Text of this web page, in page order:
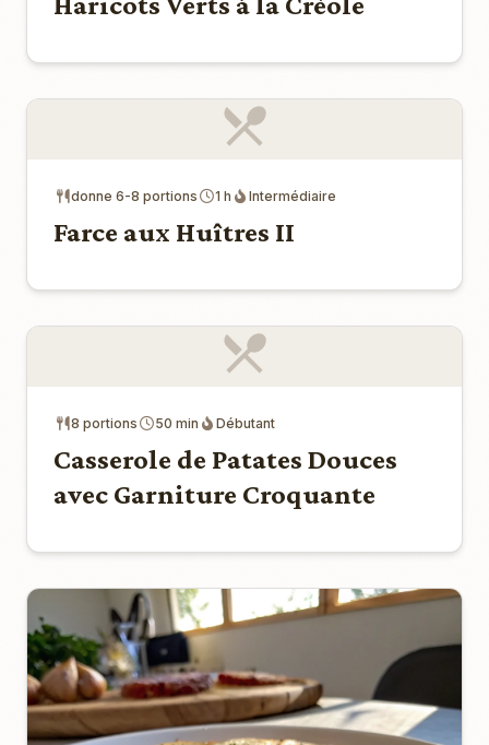
donne 6-8 portions 1 h Intermédiaire
Farce aux Huîtres II
8 portions 50 min Débutant
Casserole de Patates Douces
avec Garniture Croquante